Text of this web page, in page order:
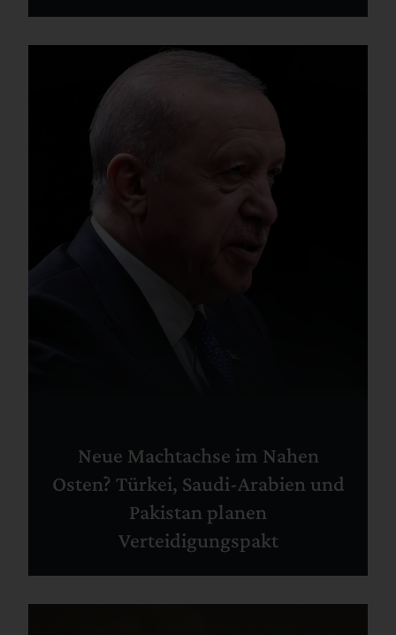
Neue Machtachse im Nahen
Osten? Türkei, Saudi-Arabien und
Pakistan planen
Verteidigungspakt